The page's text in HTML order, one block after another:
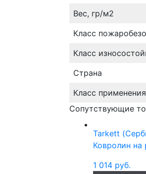
Вес, гр/м2
Класс
Класс
Страна
Класс применения
Сопутствующие
Tarkett
Ковролин на
1 014 руб.